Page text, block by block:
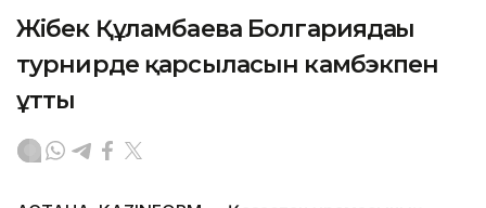
Жібек Құламбаева Болгариядағы
турнирде қарсыласын камбэкпен
ұтты